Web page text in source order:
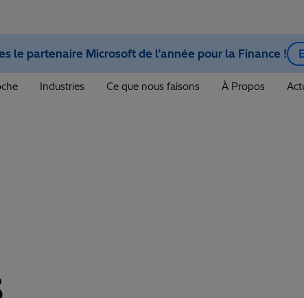
le partenaire Microsoft de l’année pour la Finance !
Industries Ce que nous faisons À Propos